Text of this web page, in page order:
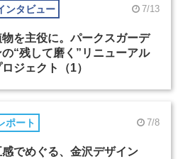
ンタビュー 7/13
物を主役に。パークスガーデ
の“残して磨く”リニューアル
ロジェクト（1）
ポート 7/8
感でめぐる、金沢デザイン